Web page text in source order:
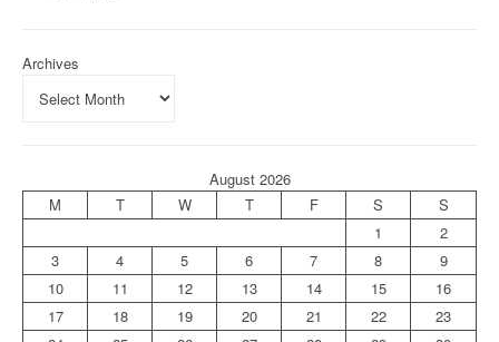
Archives
August 2026
M
T W T F S
S
1
2
3
4 5 6 7 8
9
10
11 12 13 14 15
16
17
18 19 20 21 22
23